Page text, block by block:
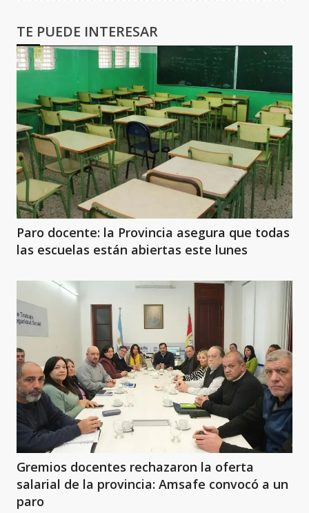
TE PUEDE INTERESAR
Paro docente: la Provincia asegura que todas
las escuelas están abiertas este lunes
Gremios docentes rechazaron la oferta
salarial de la provincia: Amsafe convocó a un
paro